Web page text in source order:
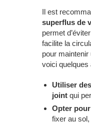
Il est
superflus de
permet
facilite la
pour maintenir
voici quelques
Utiliser
joint qui
Opter
fixer au